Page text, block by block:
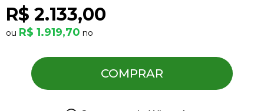
R$ 2.133,00
R$ 1.919,70
COMPRAR
Pingentes